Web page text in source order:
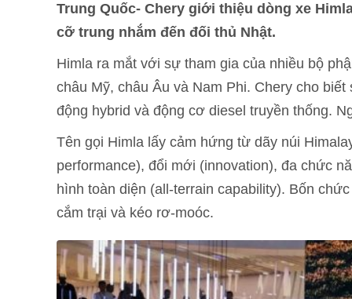
Trung Quốc- Chery giới thiệu dòng xe
cỡ trung nhắm đến đối thủ Nhật.
Himla ra mắt với sự tham gia của nhiều bộ
châu Mỹ, châu Âu và Nam Phi. Chery cho
động hybrid và động cơ diesel truyền thống.
Tên gọi Himla lấy cảm hứng từ dãy núi
performance), đổi mới (innovation), đa chức
hình toàn diện (all-terrain capability). Bốn
cắm trại và kéo rơ-moóc.